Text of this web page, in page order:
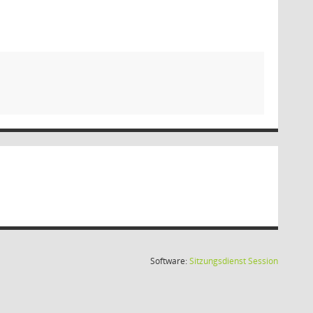
Software:SitzungsdienstSession(Wird in